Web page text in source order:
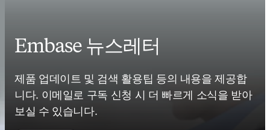
Embase 뉴스레터
제품 업데이트 및 검색 활용팁 등의 내용을 제공합
니다. 이메일로 구독 신청 시 더 빠르게 소식을 받아
보실 수 있습니다.